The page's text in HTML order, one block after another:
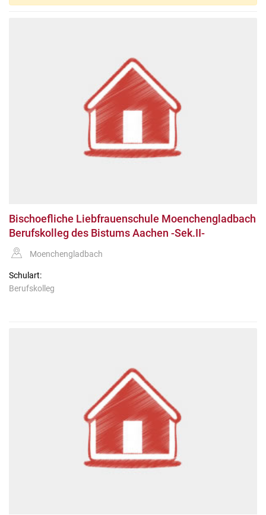
Bischoefliche Liebfrauenschule Moenchengladbach
Berufskolleg des Bistums Aachen -Sek.II-
Moenchengladbach
Schulart:
Berufskolleg